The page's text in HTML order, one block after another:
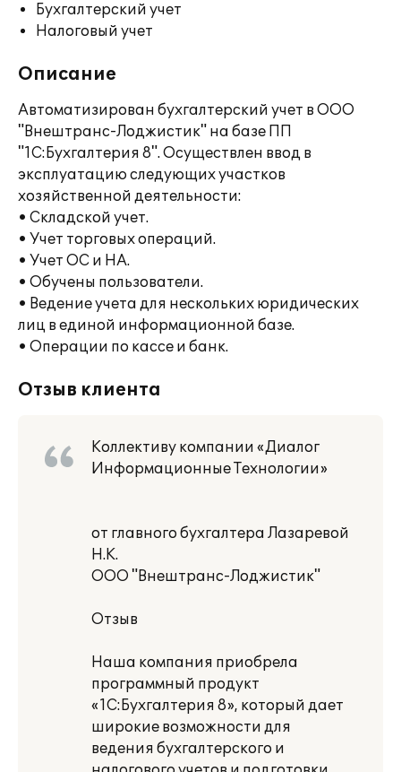
Бухгалтерский учет
Налоговый учет
Описание
Автоматизирован бухгалтерский учет в ООО
"Внештранс-Лоджистик" на базе ПП
"1С:Бухгалтерия 8". Осуществлен ввод в
эксплуатацию следующих участков
хозяйственной деятельности:
• Складской учет.
• Учет торговых операций.
• Учет ОС и НА.
• Обучены пользователи.
• Ведение учета для нескольких юридических
лиц в единой информационной базе.
• Операции по кассе и банк.
Отзыв клиента
Коллективу компании «Диалог
Информационные Технологии»
от главного бухгалтера Лазаревой
Н.К.
ООО "Внештранс-Лоджистик"
Отзыв
Наша компания приобрела
программный продукт
«1С:Бухгалтерия 8», который дает
широкие возможности для
ведения бухгалтерского и